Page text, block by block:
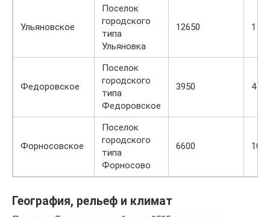
Ульяновское
Поселок
городского
типа
Ульяновка
12650 1
Федоровское
Поселок
городского
типа
Федоровское
3950 4
Форносовское
Поселок
городского
типа
Форносово
6600 10
География, рельеф и климат